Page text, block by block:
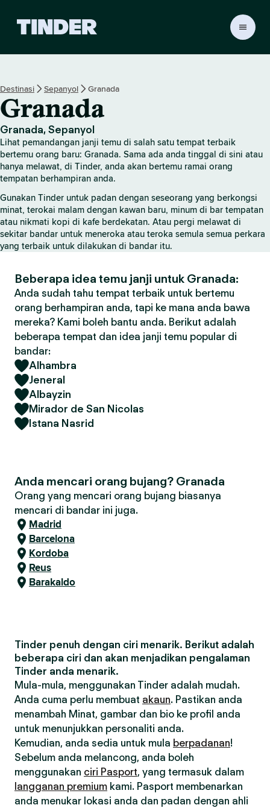
a
n
U
a
m
a
T
n
d
e
r
Destinasi Sepanyol Granada
Granada
Granada, Sepanyol
Lihat pemandangan janji temu di salah satu tempat terbaik
bertemu orang baru: Granada. Sama ada anda tinggal di sini atau
hanya melawat, di Tinder, anda akan bertemu ramai orang
tempatan berhampiran anda.
Gunakan Tinder untuk padan dengan seseorang yang berkongsi
minat, terokai malam dengan kawan baru, minum di bar tempatan
atau nikmati kopi di kafe berdekatan. Atau pergi melawat di
sekitar bandar untuk meneroka atau teroka semula semua perkara
yang terbaik untuk dilakukan di bandar itu.
Beberapa idea temu janji untuk Granada:
Anda sudah tahu tempat terbaik untuk bertemu
orang berhampiran anda, tapi ke mana anda bawa
mereka? Kami boleh bantu anda. Berikut adalah
beberapa tempat dan idea janji temu popular di
bandar:
Alhambra
Jeneral
Albayzin
Mirador de San Nicolas
Istana Nasrid
Anda mencari orang bujang? Granada
Orang yang mencari orang bujang biasanya
mencari di bandar ini juga.
Madrid
Barcelona
Kordoba
Reus
Barakaldo
Tinder penuh dengan ciri menarik. Berikut adalah
beberapa ciri dan akan menjadikan pengalaman
Tinder anda menarik.
Mula-mula, menggunakan Tinder adalah mudah.
Anda cuma perlu membuat akaun. Pastikan anda
menambah Minat, gambar dan bio ke profil anda
untuk menunjukkan personaliti anda.
Kemudian, anda sedia untuk mula berpadanan!
Sebelum anda melancong, anda boleh
menggunakan ciri Pasport, yang termasuk dalam
langganan premium kami. Pasport membenarkan
anda menukar lokasi anda dan padan dengan ahli